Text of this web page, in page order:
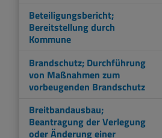
Beteiligungsbericht;
Bereitstellung durch
Kommune
Brandschutz; Durchführung
von Maßnahmen zum
vorbeugenden Brandschutz
Breitbandausbau;
Beantragung der Verlegung
oder Änderung einer